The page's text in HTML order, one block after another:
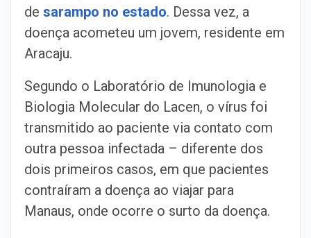
de sarampo no estado. Dessa vez, a
doença acometeu um jovem, residente em
Aracaju.
Segundo o Laboratório de Imunologia e
Biologia Molecular do Lacen, o vírus foi
transmitido ao paciente via contato com
outra pessoa infectada – diferente dos
dois primeiros casos, em que pacientes
contraíram a doença ao viajar para
Manaus, onde ocorre o surto da doença.